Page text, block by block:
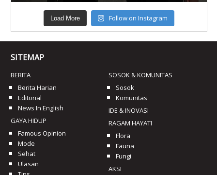
Load More Follow on Instagram
SITEMAP
BERITA
Berita Harian
Editorial
News In English
GAYA HIDUP
Famous Opinion
Mode
Sehat
Ulasan
SOSOK & KOMUNITAS
Sosok
Komunitas
IDE & INOVASI
RAGAM HAYATI
Flora
Fauna
Fungi
AKSI